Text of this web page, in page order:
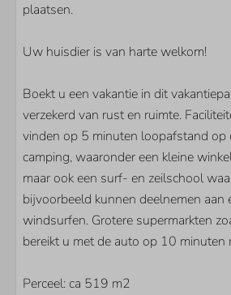
plaatsen.
Uw huisdier is van harte welkom!
Boekt u een vakantie in dit
verzekerd van rust en ruimte.
vinden op 5 minuten loopafstand op
camping, waaronder een kleine
maar ook een surf- en zeilschool
bijvoorbeeld kunnen deelnemen aan
windsurfen. Grotere supermarkten
bereikt u met de auto op 10 minuten
Perceel: ca 519 m2